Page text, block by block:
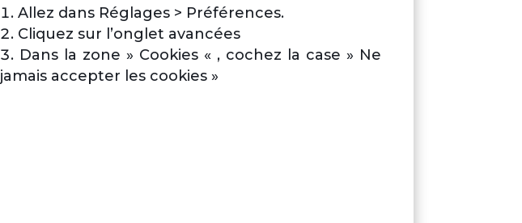
Allez dans Réglages > Préférences.
Cliquez sur l’onglet avancées
Dans la zone » Cookies « , cochez la case » Ne
jamais accepter les cookies »